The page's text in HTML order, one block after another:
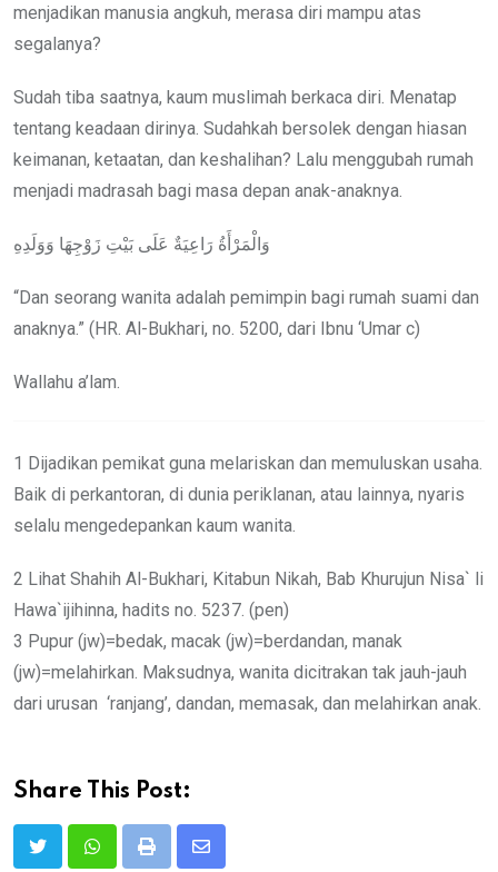
menjadikan manusia angkuh, merasa diri mampu atas
segalanya?
Sudah tiba saatnya, kaum muslimah berkaca diri. Menatap
tentang keadaan dirinya. Sudahkah bersolek dengan hiasan
keimanan, ketaatan, dan keshalihan? Lalu menggubah rumah
menjadi madrasah bagi masa depan anak-anaknya.
وَالْمَرْأَةُ رَاعِيَةٌ عَلَى بَيْتِ زَوْجِهَا وَوَلَدِهِ
“Dan seorang wanita adalah pemimpin bagi rumah suami dan
anaknya.” (HR. Al-Bukhari, no. 5200, dari Ibnu ‘Umar c)
Wallahu a’lam.
1 Dijadikan pemikat guna melariskan dan memuluskan usaha.
Baik di perkantoran, di dunia periklanan, atau lainnya, nyaris
selalu mengedepankan kaum wanita.
2 Lihat Shahih Al-Bukhari, Kitabun Nikah, Bab Khurujun Nisa` li
Hawa`ijihinna, hadits no. 5237. (pen)
3 Pupur (jw)=bedak, macak (jw)=berdandan, manak
(jw)=melahirkan. Maksudnya, wanita dicitrakan tak jauh-jauh
dari urusan ‘ranjang’, dandan, memasak, dan melahirkan anak.
Share This Post:
Print
Share